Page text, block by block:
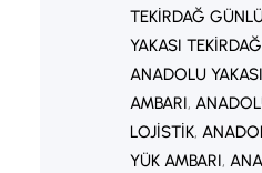
TEKIRDAĞ
YAKASI
ANADOLU
AMBARI,
LOJISTIK,
YÜK AMBARI,